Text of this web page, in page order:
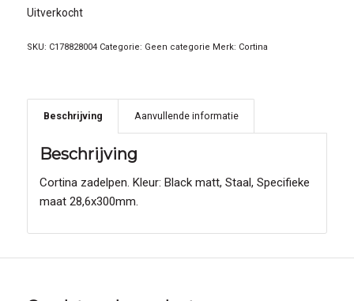
Uitverkocht
SKU: C178828004 Categorie: Geen categorie Merk: Cortina
Beschrijving Aanvullende informatie
Beschrijving
Cortina zadelpen. Kleur: Black matt, Staal, Specifieke
maat 28,6x300mm.